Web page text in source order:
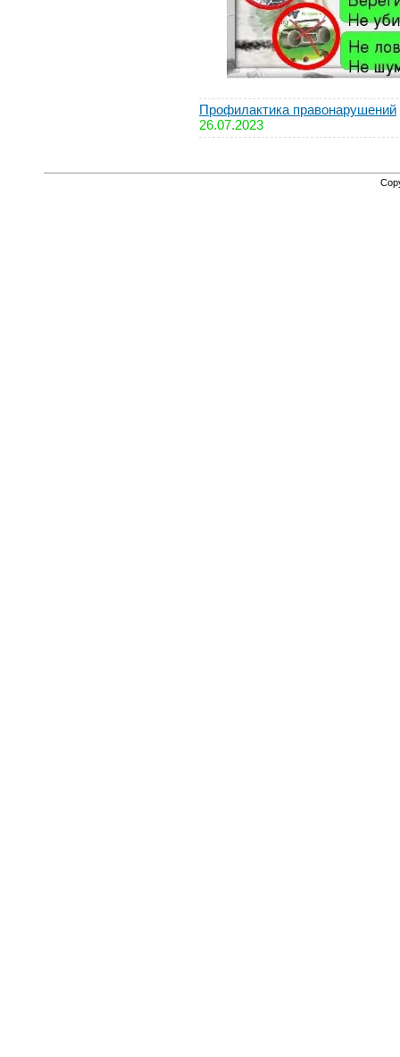
Профилактика правонарушений
26.07.2023